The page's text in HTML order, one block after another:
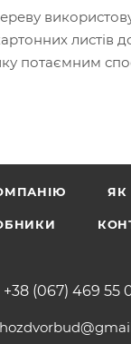
листів
потаємним
ЯК
+38 (067) 469 55